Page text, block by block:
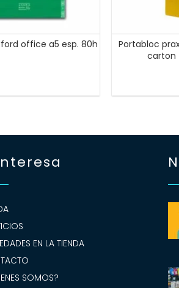
office a5 esp. 80h
Portabloc
carton
EN LA TIENDA
SOMOS?